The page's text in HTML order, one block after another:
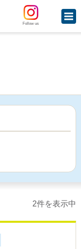
Follow us
2件を表示中